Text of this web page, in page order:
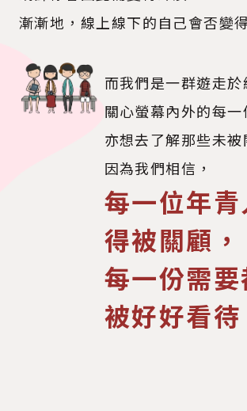
漸漸地，線上線下的自己會否變
而我們是一群遊走於
關心螢幕內外的每
亦想去了解那些未被
因為我們相信，
每一位年
得被關顧，
每一份需
被好好看待